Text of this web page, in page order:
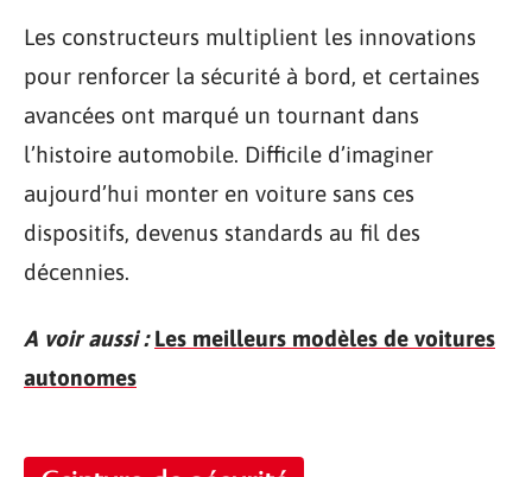
Les constructeurs multiplient les innovations
pour renforcer la sécurité à bord, et certaines
avancées ont marqué un tournant dans
l’histoire automobile. Difficile d’imaginer
aujourd’hui monter en voiture sans ces
dispositifs, devenus standards au fil des
décennies.
A voir aussi : Les meilleurs modèles de voitures
autonomes